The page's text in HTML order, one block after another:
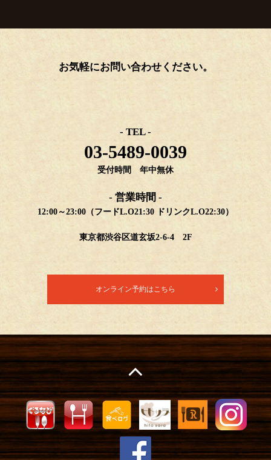
お気軽にお問い合わせください。
- TEL -
03-5489-0039
受付時間 年中無休
- 営業時間 -
12:00～23:00（フードL.O21:30 ドリンクL.O22:30）
東京都渋谷区道玄坂2-6-4 2F
オンライン予約はこちら